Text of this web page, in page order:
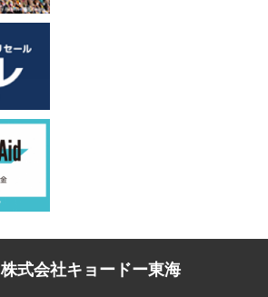
株式会社キョードー東海